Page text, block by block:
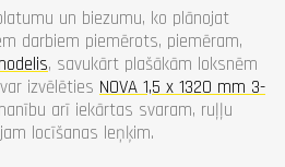
un biezumu, ko plānojat
darbiem piemērots, piemēram,
, savukārt plašākām loksnēm
izvēlēties NOVA 1,5 x 1320 mm 3-
arī iekārtas svaram, ruļļu
locīšanas leņķim.